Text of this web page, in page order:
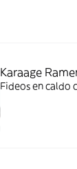
Karaage
Fideos en